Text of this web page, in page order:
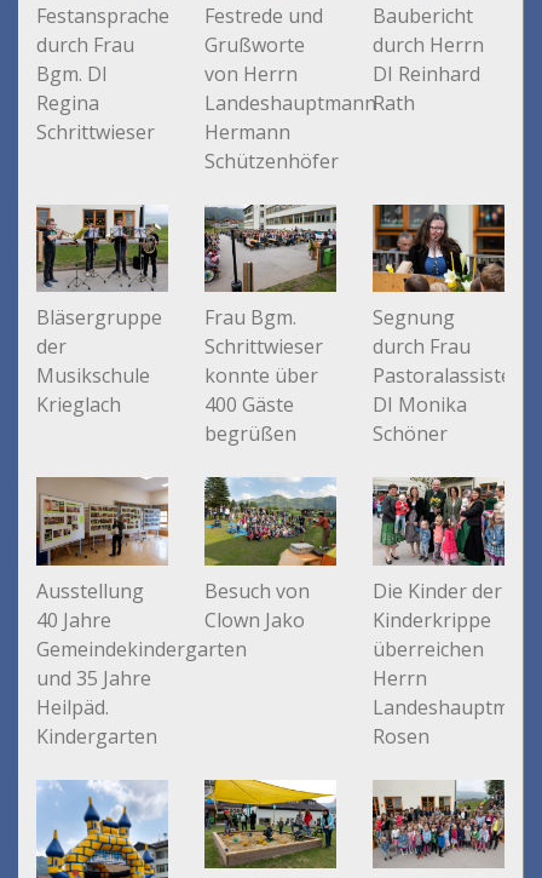
Festansprache
durch Frau
Bgm. DI
Regina
Schrittwieser
Festrede und
Grußworte
von Herrn
Landeshauptmann
Hermann
Schützenhöfer
Baubericht
durch Herrn
DI Reinhard
Rath
Bläsergruppe
der
Musikschule
Krieglach
Frau Bgm.
Schrittwieser
konnte über
400 Gäste
begrüßen
Segnung
durch Frau
DI Monika
Schöner
Ausstellung
40 Jahre
Gemeindekindergarten
und 35 Jahre
Heilpäd.
Kindergarten
Besuch von
Clown Jako
Die Kinder der
Kinderkrippe
überreichen
Herrn
Rosen